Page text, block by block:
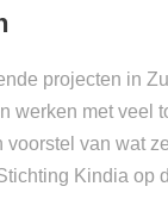
projecten in
werken met
voorstel van wat
Kindia op